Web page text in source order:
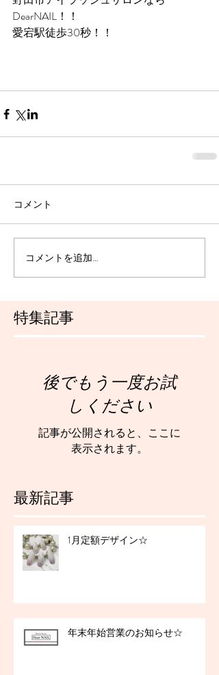
特集記事
最新記事
DearNAIL！！
愛宕駅徒歩30秒！！
コメント
コメントを追加…
後でもう一度お試
しください
記事が公開されると、ここに
表示されます。
1月定額デザイン☆
年末年始営業のお知らせ☆